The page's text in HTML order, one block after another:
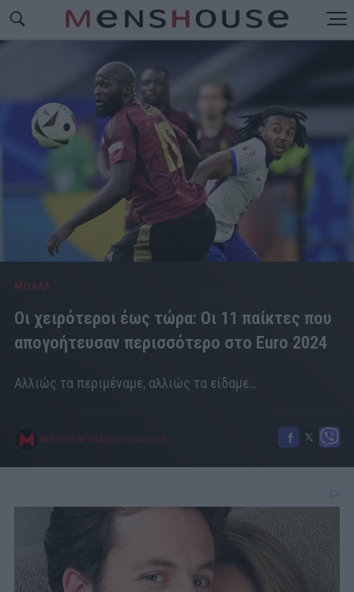
ΜΠΑΛΑ
Οι χειρότεροι έως τώρα: Οι 11 παίκτες που
απογοήτευσαν περισσότερο στο Euro 2024
Αλλιώς τα περιμέναμε, αλλιώς τα είδαμε…
MENSHOUSE TEAM 03/07/2024 01:38